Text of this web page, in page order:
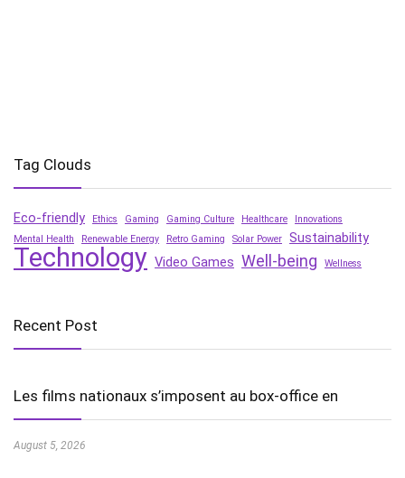
Tag Clouds
Eco-friendly Ethics Gaming Gaming Culture Healthcare
Innovations
Mental Health
Renewable Energy Retro Gaming Solar Power Sustainability
Technology Video Games Well-being Wellness
Recent Post
Les films nationaux s’imposent au box-office en
August 5, 2026